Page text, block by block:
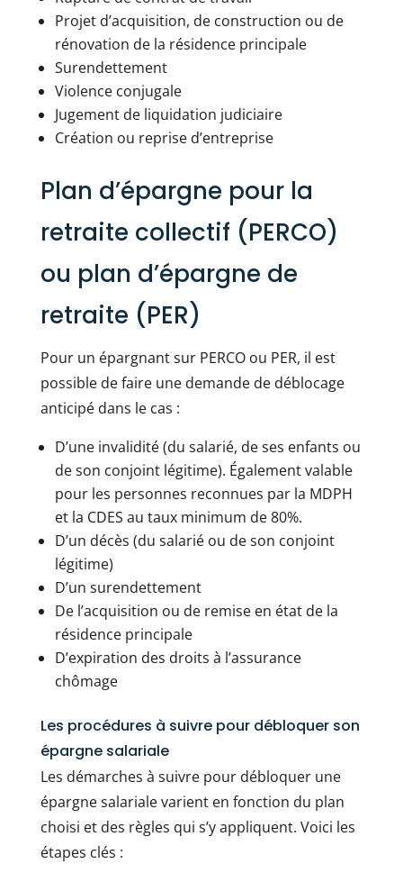
Projet d’acquisition, de construction ou de
rénovation de la résidence principale
Surendettement
Violence conjugale
Jugement de liquidation judiciaire
Création ou reprise d’entreprise
Plan d’épargne pour la
retraite collectif (PERCO)
ou plan d’épargne de
retraite (PER)
Pour un épargnant sur PERCO ou PER, il est
possible de faire une demande de déblocage
anticipé dans le cas :
D’une invalidité (du salarié, de ses enfants ou
de son conjoint légitime). Également valable
pour les personnes reconnues par la MDPH
et la CDES au taux minimum de 80%.
D’un décès (du salarié ou de son conjoint
légitime)
D’un surendettement
De l’acquisition ou de remise en état de la
résidence principale
D’expiration des droits à l’assurance
chômage
Les procédures à suivre pour débloquer son
épargne salariale
Les démarches à suivre pour débloquer une
épargne salariale varient en fonction du plan
choisi et des règles qui s’y appliquent. Voici les
étapes clés :